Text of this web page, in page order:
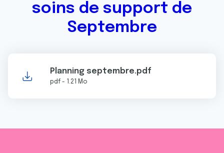
soins de support de
Septembre
Planning septembre.pdf
pdf - 1.21 Mo